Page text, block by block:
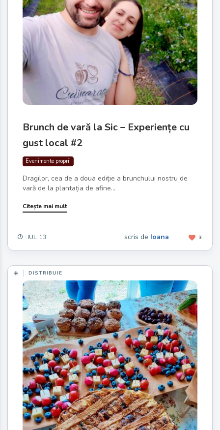
Brunch de vară la Sic – Experiențe cu
gust local #2
Evenimente proprii
Dragilor, cea de a doua ediție a brunchului nostru de
vară de la plantația de afine...
Citește mai mult
IUL. 13 3
scris de Ioana
DISTRIBUIE